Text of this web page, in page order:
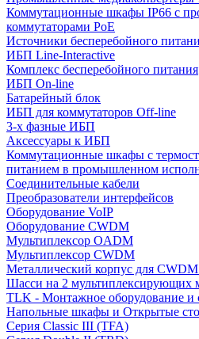
Коммутационные шкафы IP66 c
коммутаторами PoE
Источники бесперебойного
ИБП Line-Interactive
Комплекс бесперебойного питания
ИБП On-line
Батарейный блок
ИБП для коммутаторов Off-line
3-х фазные ИБП
Аксессуары к ИБП
Коммутационные шкафы с
питанием в промышленном
Соединительные кабели
Преобразователи интерфейсов
Оборудование VoIP
Оборудование CWDM
Мультиплекcор OADM
Мультиплексор CWDM
Металлический корпус для CWDM
Шасси на 2 мультиплексирующих
TLK - Монтажное оборудование и
Напольные шкафы и Открытые
Серия Classic III (TFA)